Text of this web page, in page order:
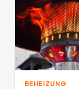
BEHEIZUNG